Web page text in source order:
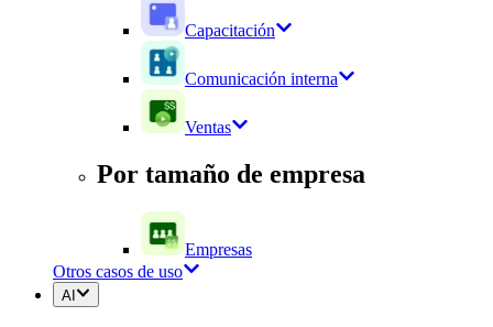
Capacitación
Comunicación interna
Ventas
Por tamaño de empresa
Empresas
Otros casos de uso
AI